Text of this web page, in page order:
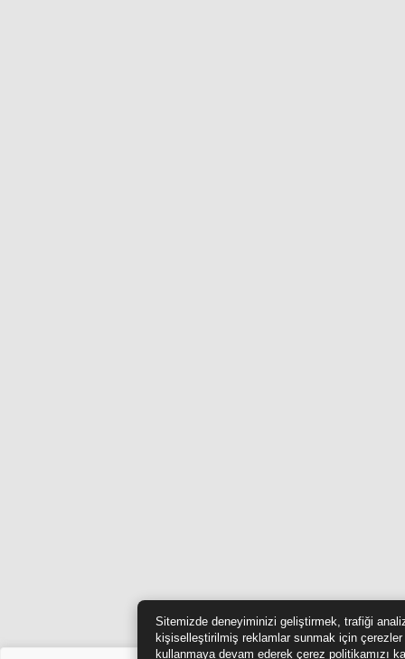
Sitemizde deneyiminizi geliştirmek, trafiği
kişiselleştirilmiş reklamlar sunmak için
kullanmaya devam ederek çerez politikamızı